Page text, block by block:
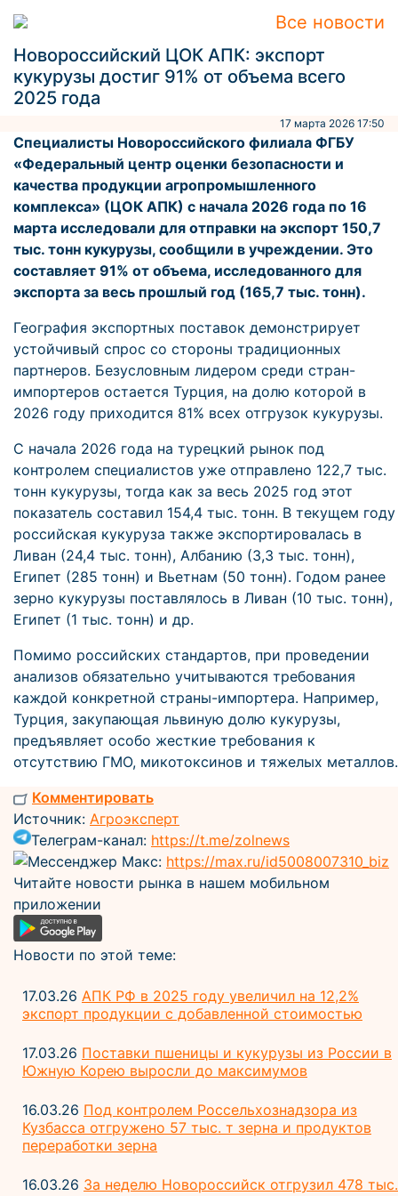
Все новости
Новороссийский ЦОК АПК: экспорт
кукурузы достиг 91% от объема всего
2025 года
17 марта 2026 17:50
Специалисты Новороссийского филиала ФГБУ
«Федеральный центр оценки безопасности и
качества продукции агропромышленного
комплекса» (ЦОК АПК) с начала 2026 года по 16
марта исследовали для отправки на экспорт 150,7
тыс. тонн кукурузы, сообщили в учреждении. Это
составляет 91% от объема, исследованного для
экспорта за весь прошлый год (165,7 тыс. тонн).
География экспортных поставок демонстрирует
устойчивый спрос со стороны традиционных
партнеров. Безусловным лидером среди стран-
импортеров остается Турция, на долю которой в
2026 году приходится 81% всех отгрузок кукурузы.
С начала 2026 года на турецкий рынок под
контролем специалистов уже отправлено 122,7 тыс.
тонн кукурузы, тогда как за весь 2025 год этот
показатель составил 154,4 тыс. тонн. В текущем году
российская кукуруза также экспортировалась в
Ливан (24,4 тыс. тонн), Албанию (3,3 тыс. тонн),
Египет (285 тонн) и Вьетнам (50 тонн). Годом ранее
зерно кукурузы поставлялось в Ливан (10 тыс. тонн),
Египет (1 тыс. тонн) и др.
Помимо российских стандартов, при проведении
анализов обязательно учитываются требования
каждой конкретной страны-импортера. Например,
Турция, закупающая львиную долю кукурузы,
предъявляет особо жесткие требования к
отсутствию ГМО, микотоксинов и тяжелых металлов.
Комментировать
Источник: Агроэксперт
Телеграм-канал: https://t.me/zolnews
Мессенджер Макс: https://max.ru/id5008007310_biz
Читайте новости рынка в нашем мобильном
приложении
Новости по этой теме:
17.03.26 АПК РФ в 2025 году увеличил на 12,2%
экспорт продукции с добавленной стоимостью
17.03.26 Поставки пшеницы и кукурузы из России в
Южную Корею выросли до максимумов
16.03.26 Под контролем Россельхознадзора из
Кузбасса отгружено 57 тыс. т зерна и продуктов
переработки зерна
16.03.26 За неделю Новороссийск отгрузил 478 тыс.